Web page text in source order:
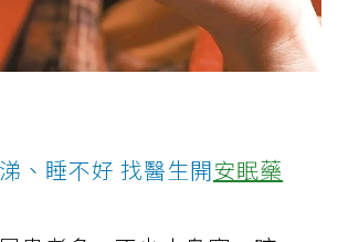
、睡不好 找醫生開安眠藥